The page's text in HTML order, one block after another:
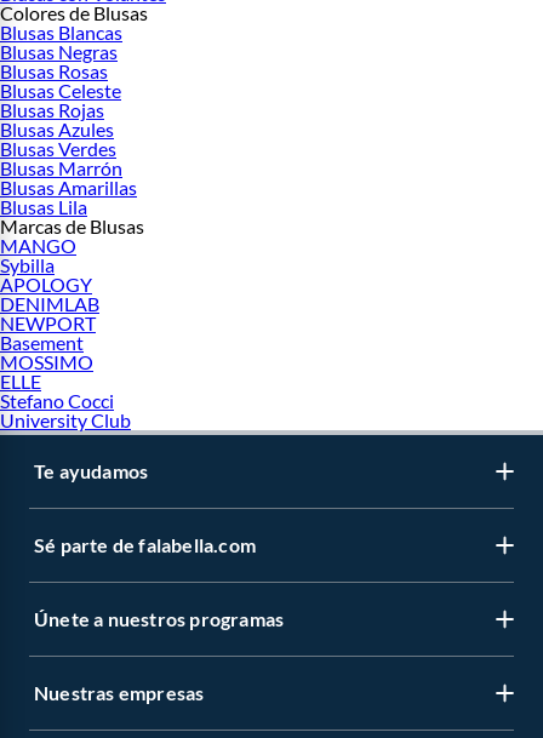
Colores de Blusas
Blusas Blancas
Blusas Negras
Blusas Rosas
Blusas Celeste
Blusas Rojas
Blusas Azules
Blusas Verdes
Blusas Marrón
Blusas Amarillas
Blusas Lila
Marcas de Blusas
MANGO
Sybilla
APOLOGY
DENIMLAB
NEWPORT
Basement
MOSSIMO
ELLE
Stefano Cocci
University Club
Te ayudamos
Sé parte de falabella.com
Únete a nuestros programas
Nuestras empresas